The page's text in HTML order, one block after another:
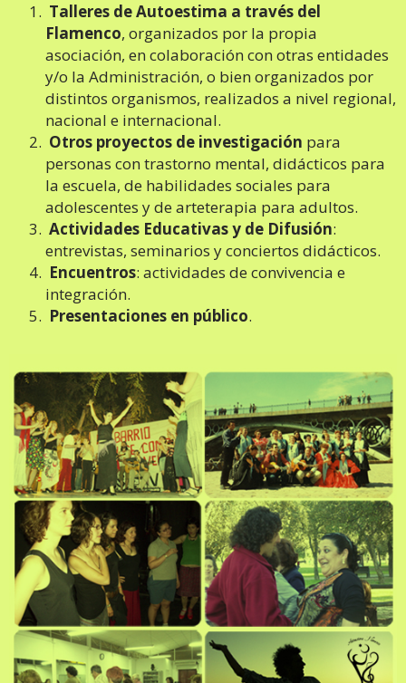
Talleres de Autoestima a través del
Flamenco, organizados por la propia
asociación, en colaboración con otras entidades
y/o la Administración, o bien organizados por
distintos organismos, realizados a nivel regional,
nacional e internacional.
Otros proyectos de investigación para
personas con trastorno mental, didácticos para
la escuela, de habilidades sociales para
adolescentes y de arteterapia para adultos.
Actividades Educativas y de Difusión:
entrevistas, seminarios y conciertos didácticos.
Encuentros: actividades de convivencia e
integración.
Presentaciones en público.